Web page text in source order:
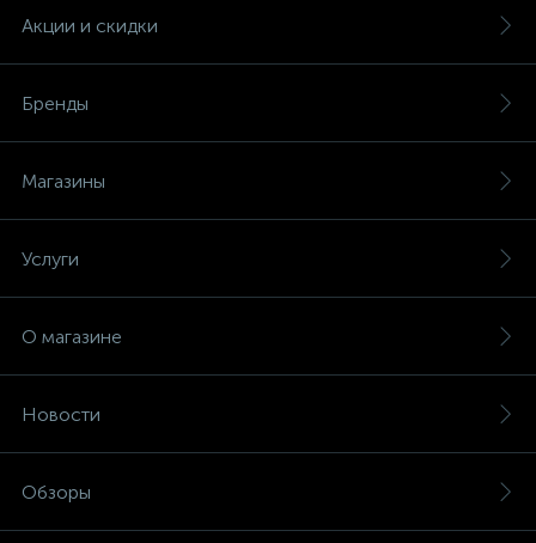
Акции и скидки
Бренды
Магазины
Услуги
О магазине
Новости
Обзоры